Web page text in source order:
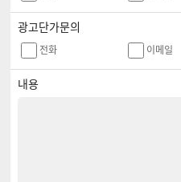
광고단가문의
전화 이메일
내용